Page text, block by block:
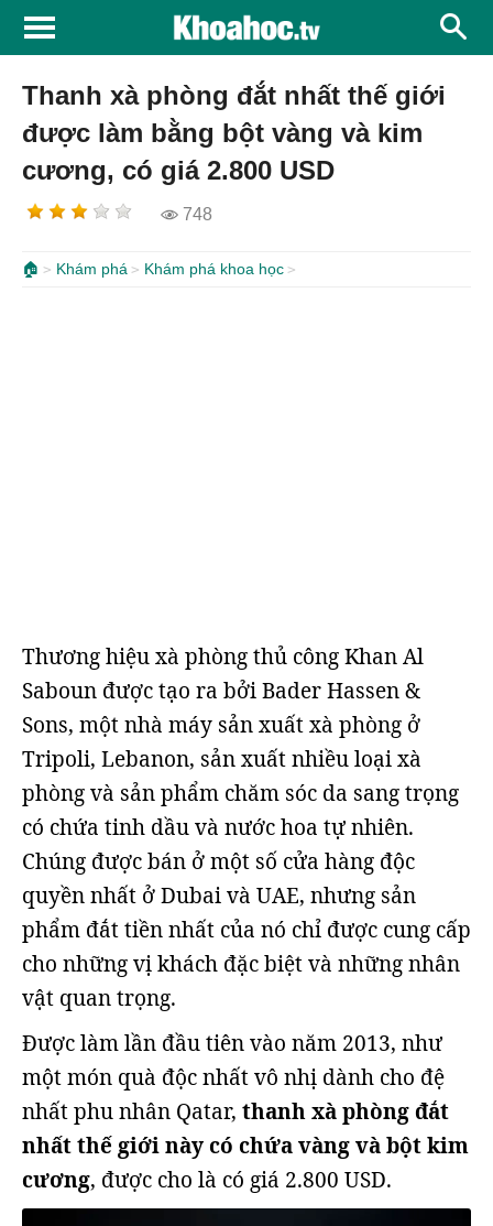
Thanh xà phòng đắt nhất thế giới
được làm bằng bột vàng và kim
cương, có giá 2.800 USD
748
🏠 Khám phá Khám phá khoa học
Thương hiệu xà phòng thủ công Khan Al
Saboun được tạo ra bởi Bader Hassen &
Sons, một nhà máy sản xuất xà phòng ở
Tripoli, Lebanon, sản xuất nhiều loại xà
phòng và sản phẩm chăm sóc da sang trọng
có chứa tinh dầu và nước hoa tự nhiên.
Chúng được bán ở một số cửa hàng độc
quyền nhất ở Dubai và UAE, nhưng sản
phẩm đắt tiền nhất của nó chỉ được cung cấp
cho những vị khách đặc biệt và những nhân
vật quan trọng.
Được làm lần đầu tiên vào năm 2013, như
một món quà độc nhất vô nhị dành cho đệ
nhất phu nhân Qatar, thanh xà phòng đắt
nhất thế giới này có chứa vàng và bột kim
cương, được cho là có giá 2.800 USD.